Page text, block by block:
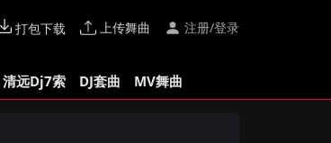
打包下载 上传舞曲 注册/登录
清远Dj7索 DJ套曲 MV舞曲